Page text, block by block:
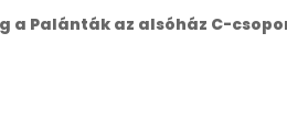
a Palánták az alsóház C-